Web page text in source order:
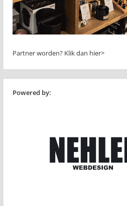
Partner worden? Klik dan hier>
Powered by: